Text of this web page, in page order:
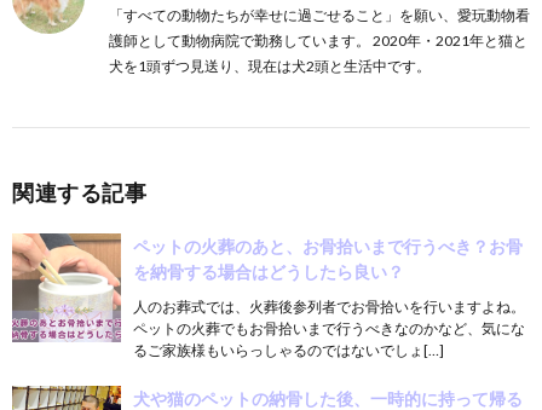
「すべての動物たちが幸せに過ごせること」を願い、愛玩動物看
護師として動物病院で勤務しています。 2020年・2021年と猫と
犬を1頭ずつ見送り、現在は犬2頭と生活中です。
関連する記事
ペットの火葬のあと、お骨拾いまで行うべき？お骨
を納骨する場合はどうしたら良い？
人のお葬式では、火葬後参列者でお骨拾いを行いますよね。
ペットの火葬でもお骨拾いまで行うべきなのかなど、気にな
るご家族様もいらっしゃるのではないでしょ[…]
犬や猫のペットの納骨した後、一時的に持って帰る